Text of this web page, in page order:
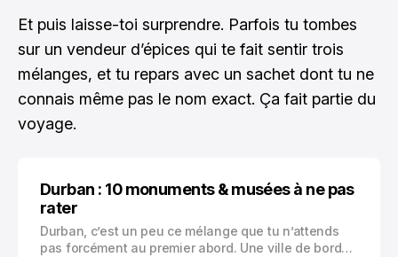
Et puis laisse-toi surprendre. Parfois tu tombes
sur un vendeur d’épices qui te fait sentir trois
mélanges, et tu repars avec un sachet dont tu ne
connais même pas le nom exact. Ça fait partie du
voyage.
Durban : 10 monuments & musées à ne pas
rater
Durban, c’est un peu ce mélange que tu n’attends
pas forcément au premier abord. Une ville de bord